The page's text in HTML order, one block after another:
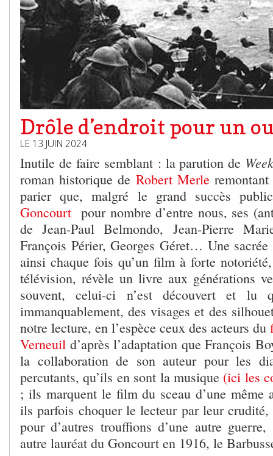
Drôle d’endroit pour un
LE 13 JUIN 2024
Inutile de faire semblant : la parution de
roman historique de Robert Merle
parier que, malgré le grand succès
Goncourt pour nombre d’entre nous, ses
de Jean-Paul Belmondo, Jean-Pierre
François Périer, Georges Géret… Une
ainsi chaque fois qu’un film à forte
télévision, révèle un livre aux générations
souvent, celui-ci n’est découvert et lu
immanquablement, des visages et des
notre lecture, en l’espèce ceux des acteurs du
Verneuil d’après l’adaptation que François
la collaboration de son auteur pour les
percutants, qu’ils en sont la musique (ici les
; ils marquent le film du sceau d’une même
ils parfois choquer le lecteur par leur
pour d’autres trouffions d’une autre
autre lauréat du Goncourt en 1916, le